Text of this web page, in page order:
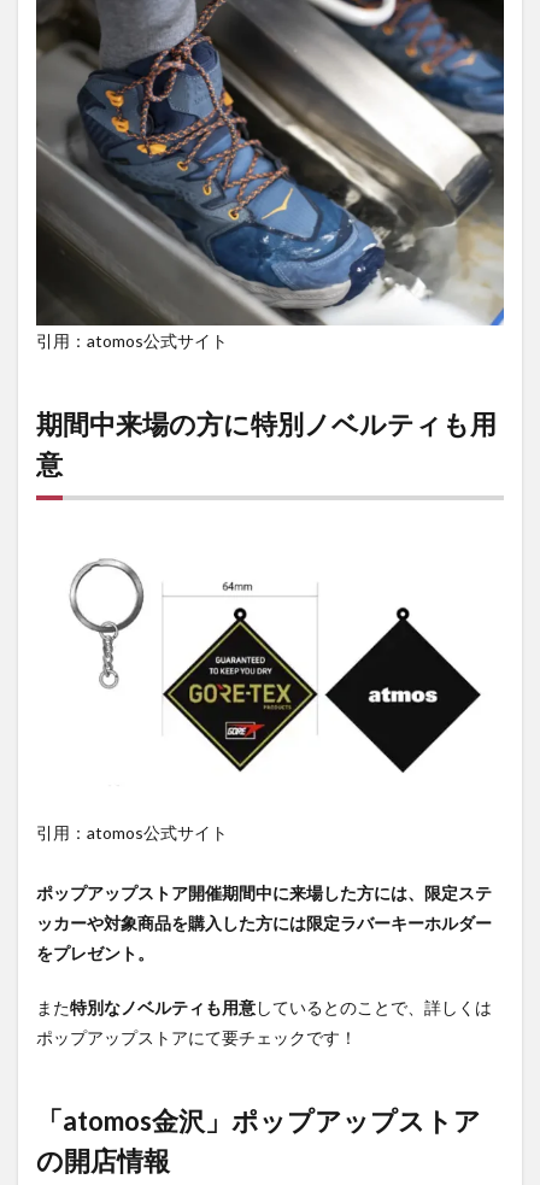
引用：atomos公式サイト
期間中来場の方に特別ノベルティも用
意
引用：atomos公式サイト
ポップアップストア開催期間中に来場した方には、限定ステ
ッカーや対象商品を購入した方には限定ラバーキーホルダー
をプレゼント。
また特別なノベルティも用意しているとのことで、詳しくは
ポップアップストアにて要チェックです！
「atomos金沢」ポップアップストア
の開店情報